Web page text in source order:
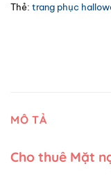
Thẻ: trang phục
MÔ TẢ
Cho thuê Mặt